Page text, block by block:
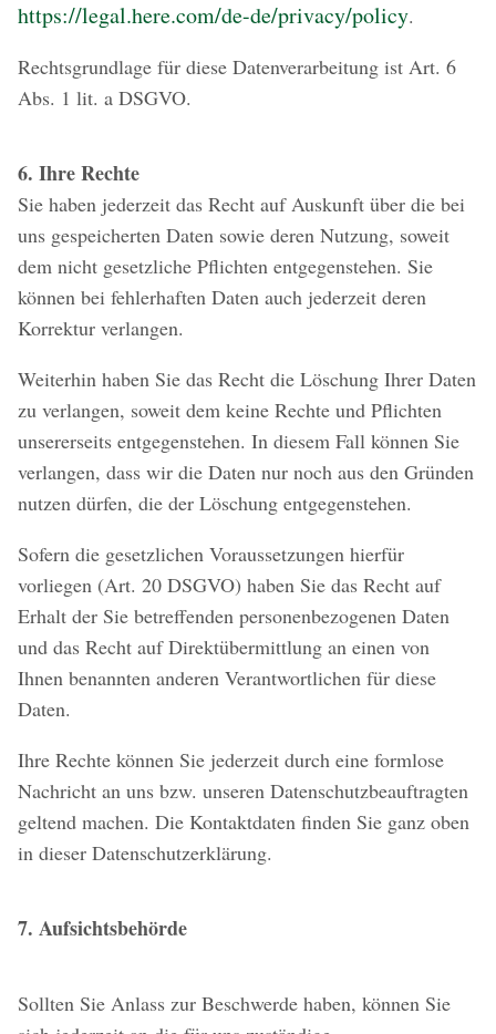
https://legal.here.com/de-de/privacy/policy.
Rechtsgrundlage für diese Datenverarbeitung ist Art. 6
Abs. 1 lit. a DSGVO.
6. Ihre Rechte
Sie haben jederzeit das Recht auf Auskunft über die bei
uns gespeicherten Daten sowie deren Nutzung, soweit
dem nicht gesetzliche Pflichten entgegenstehen. Sie
können bei fehlerhaften Daten auch jederzeit deren
Korrektur verlangen.
Weiterhin haben Sie das Recht die Löschung Ihrer Daten
zu verlangen, soweit dem keine Rechte und Pflichten
unsererseits entgegenstehen. In diesem Fall können Sie
verlangen, dass wir die Daten nur noch aus den Gründen
nutzen dürfen, die der Löschung entgegenstehen.
Sofern die gesetzlichen Voraussetzungen hierfür
vorliegen (Art. 20 DSGVO) haben Sie das Recht auf
Erhalt der Sie betreffenden personenbezogenen Daten
und das Recht auf Direktübermittlung an einen von
Ihnen benannten anderen Verantwortlichen für diese
Daten.
Ihre Rechte können Sie jederzeit durch eine formlose
Nachricht an uns bzw. unseren Datenschutzbeauftragten
geltend machen. Die Kontaktdaten finden Sie ganz oben
in dieser Datenschutzerklärung.
7. Aufsichtsbehörde
Sollten Sie Anlass zur Beschwerde haben, können Sie